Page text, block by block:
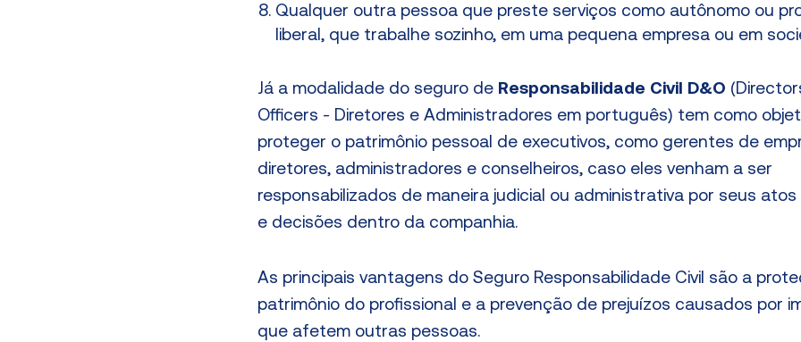
Qualquer outra pessoa que preste serviços como autônomo ou
liberal, que trabalhe sozinho, em uma pequena empresa ou em
Já a modalidade do seguro de Responsabilidade Civil D&O
Officers - Diretores e Administradores em português) tem como
proteger o patrimônio pessoal de executivos, como gerentes de
diretores, administradores e conselheiros, caso eles venham a ser
responsabilizados de maneira judicial ou administrativa por seus
e decisões dentro da companhia.
As principais vantagens do Seguro Responsabilidade Civil são a
patrimônio do profissional e a prevenção de prejuízos causados por
que afetem outras pessoas.